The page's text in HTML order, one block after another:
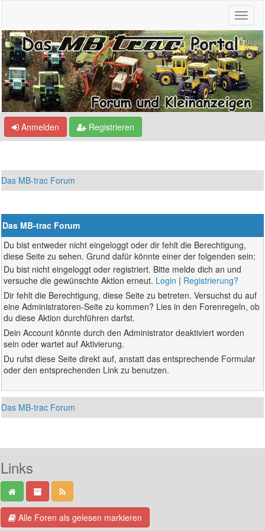
Anmelden Registrieren
Das MB-trac Forum
Das MB-trac Forum
Du bist entweder nicht eingeloggt oder dir fehlt die Berechtigung,
diese Seite zu sehen. Grund dafür könnte einer der folgenden sein:
Du bist nicht eingeloggt oder registriert. Bitte melde dich an und
versuche die gewünschte Aktion erneut. Login | Registrierung?
Dir fehlt die Berechtigung, diese Seite zu betreten. Versuchst du auf
eine Administratoren-Seite zu kommen? Lies in den Forenregeln, ob
du diese Aktion durchführen darfst.
Dein Account könnte durch den Administrator deaktiviert worden
sein oder wartet auf Aktivierung.
Du rufst diese Seite direkt auf, anstatt das entsprechende Formular
oder den entsprechenden Link zu benutzen.
Das MB-trac Forum
Links
Alle Foren als gelesen markieren